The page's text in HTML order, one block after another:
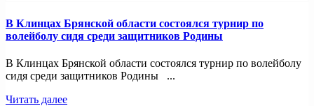
В Клинцах Брянской области состоялся турнир по
волейболу сидя среди защитников Родины
В Клинцах Брянской области состоялся турнир по волейболу
сидя среди защитников Родины ...
Читать далее